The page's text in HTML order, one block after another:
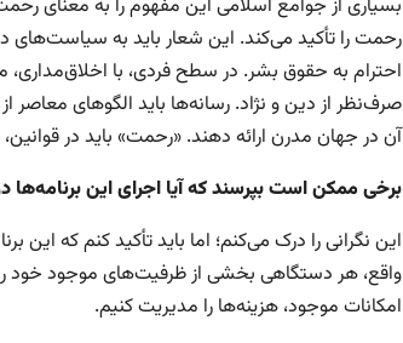
رحمت را تأکید می‌کند. این شعار باید به سیاست‌های
احترام به حقوق بشر. در سطح فردی، با
صرف‌نظر از دین و نژاد. رسانه‌ها باید الگوهای معاصر
آن در جهان مدرن ارائه دهند. «رحمت» باید در
برخی ممکن است بپرسند که آیا اجرای این
این نگرانی را درک می‌کنم؛ اما باید تأکید کنم که
واقع، هر دستگاهی بخشی از ظرفیت‌های موجود خود
امکانات موجود، هزینه‌ها را مدیریت کنیم.